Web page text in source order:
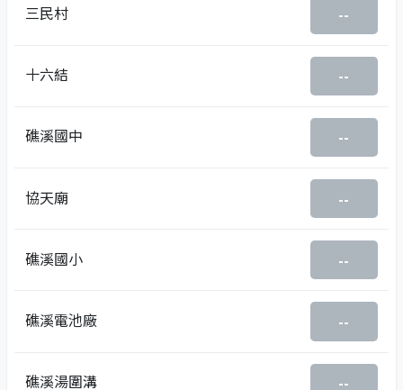
三民村 --
十六結 --
礁溪國中 --
協天廟 --
礁溪國小 --
礁溪電池廠 --
礁溪湯圍溝 --